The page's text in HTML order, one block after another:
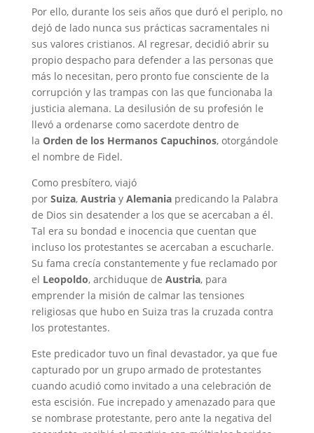
Por ello, durante los seis años que duró el periplo, no
dejó de lado nunca sus prácticas sacramentales ni
sus valores cristianos. Al regresar, decidió abrir su
propio despacho para defender a las personas que
más lo necesitan, pero pronto fue consciente de la
corrupción y las trampas con las que funcionaba la
justicia alemana. La desilusión de su profesión le
llevó a ordenarse como sacerdote dentro de
la Orden de los Hermanos Capuchinos, otorgándole
el nombre de Fidel.
Como presbítero, viajó
por Suiza, Austriay Alemaniapredicando la Palabra
de Dios sin desatender a los que se acercaban a él.
Tal era su bondad e inocencia que cuentan que
incluso los protestantes se acercaban a escucharle.
Su fama crecía constantemente y fue reclamado por
el Leopoldo, archiduque de Austria, para
emprender la misión de calmar las tensiones
religiosas que hubo en Suiza tras la cruzada contra
los protestantes.
Este predicador tuvo un final devastador, ya que fue
capturado por un grupo armado de protestantes
cuando acudió como invitado a una celebración de
esta escisión. Fue increpado y amenazado para que
se nombrase protestante, pero ante la negativa del